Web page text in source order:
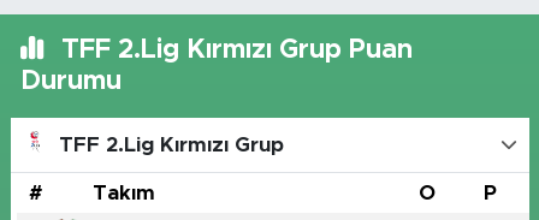
TFF 2.Lig Kırmızı Grup Puan
Durumu
TFF 2.Lig Kırmızı Grup
# Takım O P